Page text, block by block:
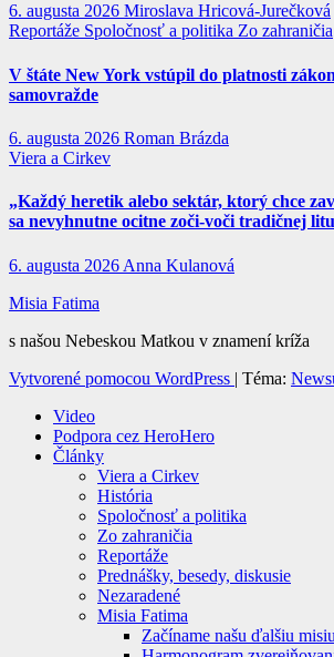
6. augusta 2026 Miroslava Hricová-Jurečková
Reportáže Spoločnosť a politika Zo zahraničia
V štáte New York vstúpil do platnosti
samovražde
6. augusta 2026 Roman Brázda
Viera a Cirkev
„Každý heretik alebo sektár, ktorý chce
sa nevyhnutne ocitne zoči-voči tradičnej
6. augusta 2026 Anna Kulanová
Misia Fatima
s našou Nebeskou Matkou v znamení kríža
Vytvorené pomocou WordPress | Téma:
Video
Podpora cez HeroHero
Články
Viera a Cirkev
História
Spoločnosť a politika
Zo zahraničia
Reportáže
Prednášky, besedy, diskusie
Nezaradené
Misia Fatima
Začíname našu ďalšiu misiu